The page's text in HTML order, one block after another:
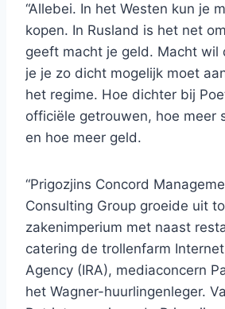
“Allebei. In het Westen kun je
kopen. In Rusland is het net
geeft macht je geld. Macht wil
je je zo dicht mogelijk moet
het regime. Hoe dichter bij
officiële getrouwen, hoe meer
en hoe meer geld.
“Prigozjins Concord
Consulting Group groeide uit
zakenimperium met naast
catering de trollenfarm
Agency (IRA), mediaconcern
het Wagner-huurlingenleger.